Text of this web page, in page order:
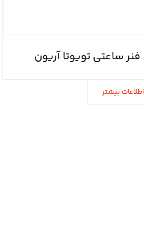
فنر ساعتی تویوتا آریون
اطلاعات بیشتر